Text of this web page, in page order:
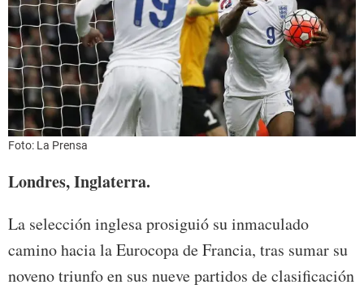
Foto: La Prensa
Londres, Inglaterra.
La selección inglesa prosiguió su inmaculado
camino hacia la Eurocopa de Francia, tras sumar su
noveno triunfo en sus nueve partidos de clasificación